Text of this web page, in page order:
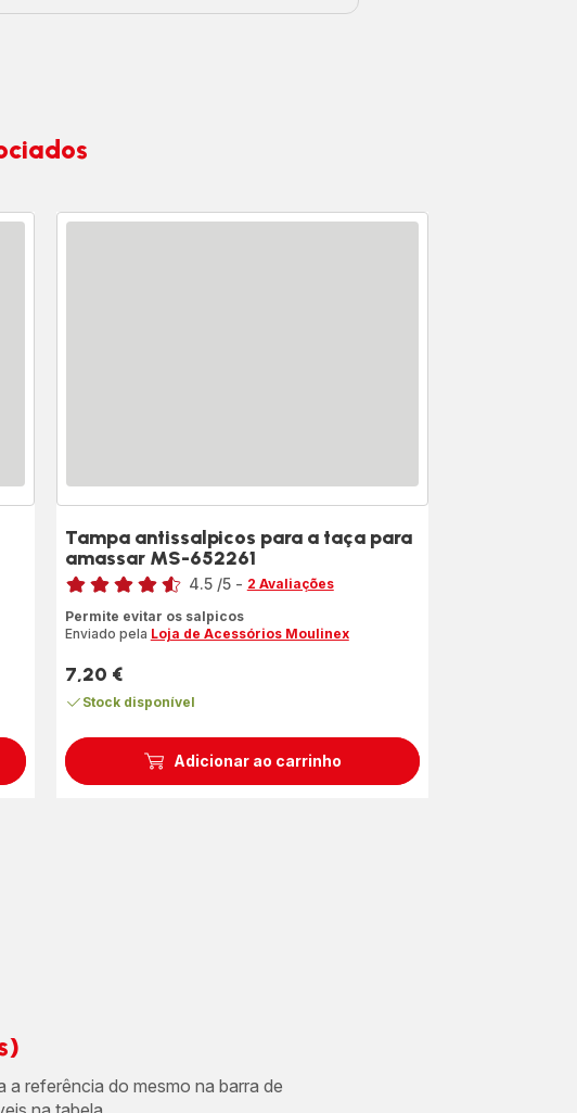
Adicionar ao carrinho
Tampa antissalpicos para a taça para
amassar MS-652261
Classificação
4.5 /5 - 2 Avaliações
Permite evitar os salpicos
Enviado pela Loja de Acessórios Moulinex
Preço
7,20 €
Stock disponível
referência do mesmo na barra de